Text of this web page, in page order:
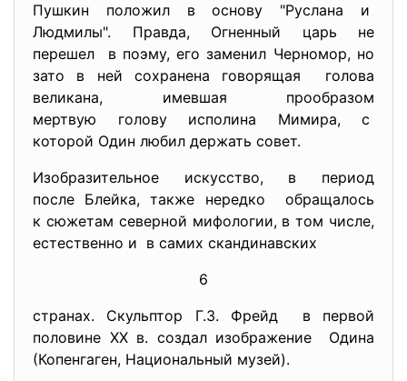
Пушкин положил в основу "Руслана и
Людмилы". Правда, Огненный царь не
перешел в поэму, его заменил Черномор, но
зато в ней сохранена говорящая голова
великана, имевшая прообразом
мертвую голову исполина Мимира, с
которой Один любил держать совет.
Изобразительное искусство, в период
после Блейка, также нередко обращалось
к сюжетам северной мифологии, в том числе,
естественно и в самих скандинавских
6
странах. Скульптор Г.З. Фрейд в первой
половине ХХ в. создал изображение Одина
(Копенгаген, Национальный музей).